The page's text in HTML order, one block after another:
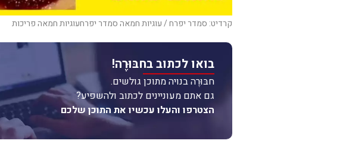
קרדיט: סמדר יפרח / עוגיות חמאה סמדר יפרחעוגיות חמאה פריכות
בואו לכתוב בחבּוּרֶה!
חבּוּרֶה בנויה מתוכן גולשים.
גם אתם מעוניינים לכתוב ולהשפיע?
הצטרפו והעלו עכשיו את התוכן שלכם